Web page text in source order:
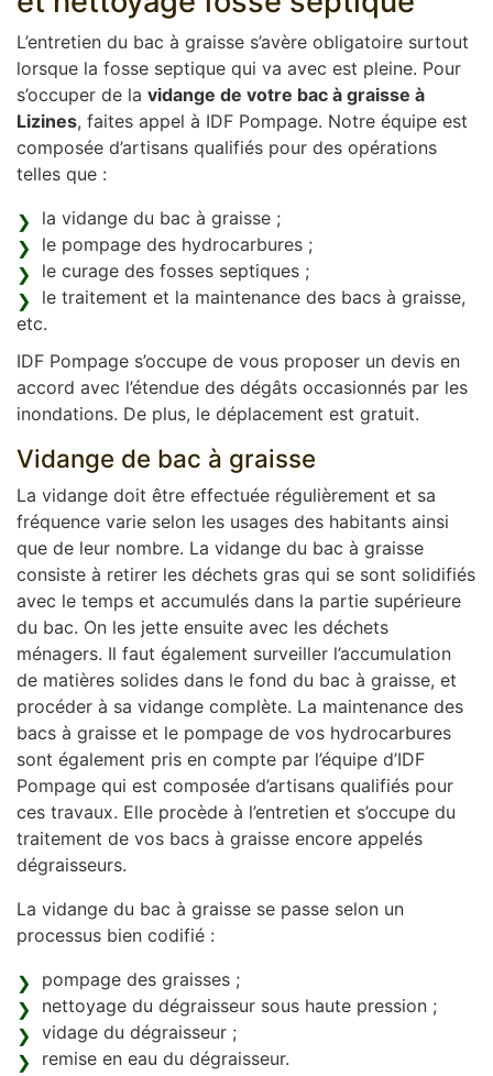
L’entretien du bac à graisse s’avère obligatoire surtout
lorsque la fosse septique qui va avec est pleine. Pour
s’occuper de la vidange de votre bac à graisse à
Lizines, faites appel à IDF Pompage. Notre équipe est
composée d’artisans qualifiés pour des opérations
telles que :
la vidange du bac à graisse ;
le pompage des hydrocarbures ;
le curage des fosses septiques ;
le traitement et la maintenance des bacs à graisse,
etc.
IDF Pompage s’occupe de vous proposer un devis en
accord avec l’étendue des dégâts occasionnés par les
inondations. De plus, le déplacement est gratuit.
Vidange de bac à graisse
La vidange doit être effectuée régulièrement et sa
fréquence varie selon les usages des habitants ainsi
que de leur nombre. La vidange du bac à graisse
consiste à retirer les déchets gras qui se sont solidifiés
avec le temps et accumulés dans la partie supérieure
du bac. On les jette ensuite avec les déchets
ménagers. Il faut également surveiller l’accumulation
de matières solides dans le fond du bac à graisse, et
procéder à sa vidange complète. La maintenance des
bacs à graisse et le pompage de vos hydrocarbures
sont également pris en compte par l’équipe d’IDF
Pompage qui est composée d’artisans qualifiés pour
ces travaux. Elle procède à l’entretien et s’occupe du
traitement de vos bacs à graisse encore appelés
dégraisseurs.
La vidange du bac à graisse se passe selon un
processus bien codifié :
pompage des graisses ;
nettoyage du dégraisseur sous haute pression ;
vidage du dégraisseur ;
remise en eau du dégraisseur.